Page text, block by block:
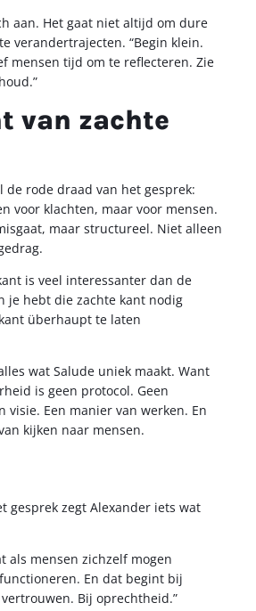
aan. Het gaat niet altijd om dure
verandertrajecten. “Begin klein.
mensen tijd om te reflecteren. Zie
van zachte
de rode draad van het gesprek:
voor klachten, maar voor mensen.
maar structureel. Niet alleen
is veel interessanter dan de
je hebt die zachte kant nodig
überhaupt te laten
wat Salude uniek maakt. Want
is geen protocol. Geen
visie. Een manier van werken. En
kijken naar mensen.
gesprek zegt Alexander iets wat
als mensen zichzelf mogen
En dat begint bij
Bij oprechtheid.”